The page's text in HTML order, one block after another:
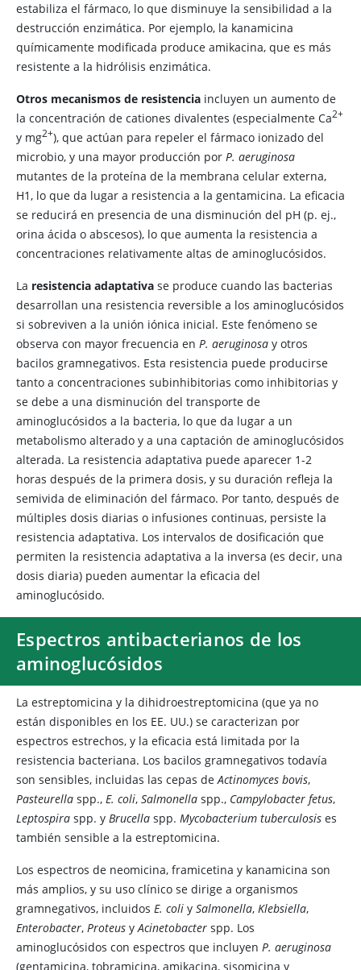
estabiliza el fármaco, lo que disminuye la sensibilidad a la
destrucción enzimática. Por ejemplo, la kanamicina
químicamente modificada produce amikacina, que es más
resistente a la hidrólisis enzimática.
Otros mecanismos de resistencia incluyen un aumento de
la concentración de cationes divalentes (especialmente Ca​2+
y mg​2+), que actúan para repeler el fármaco ionizado del
microbio, y una mayor producción por P. aeruginosa
mutantes de la proteína de la membrana celular externa,
H1, lo que da lugar a resistencia a la gentamicina. La eficacia
se reducirá en presencia de una disminución del pH (p. ej.,
orina ácida o abscesos), lo que aumenta la resistencia a
concentraciones relativamente altas de aminoglucósidos.
La resistencia adaptativa se produce cuando las bacterias
desarrollan una resistencia reversible a los aminoglucósidos
si sobreviven a la unión iónica inicial. Este fenómeno se
observa con mayor frecuencia en P. aeruginosa y otros
bacilos gramnegativos. Esta resistencia puede producirse
tanto a concentraciones subinhibitorias como inhibitorias y
se debe a una disminución del transporte de
aminoglucósidos a la bacteria, lo que da lugar a un
metabolismo alterado y a una captación de aminoglucósidos
alterada. La resistencia adaptativa puede aparecer 1-2
horas después de la primera dosis, y su duración refleja la
semivida de eliminación del fármaco. Por tanto, después de
múltiples dosis diarias o infusiones continuas, persiste la
resistencia adaptativa. Los intervalos de dosificación que
permiten la resistencia adaptativa a la inversa (es decir, una
dosis diaria) pueden aumentar la eficacia del
aminoglucósido.
Espectros antibacterianos de los
aminoglucósidos
La estreptomicina y la dihidroestreptomicina (que ya no
están disponibles en los EE. UU.) se caracterizan por
espectros estrechos, y la eficacia está limitada por la
resistencia bacteriana. Los bacilos gramnegativos todavía
son sensibles, incluidas las cepas deActinomyces bovis,
Pasteurella spp., E. coli, Salmonella spp., Campylobacter fetus,
Leptospira spp. y Brucella spp. Mycobacterium tuberculosis es
también sensible a la estreptomicina.
Los espectros de neomicina, framicetina y kanamicina son
más amplios, y su uso clínico se dirige a organismos
gramnegativos, incluidos E. coli y Salmonella, Klebsiella,
Enterobacter, Proteus yAcinetobacter spp. Los
aminoglucósidos con espectros que incluyen P. aeruginosa
(gentamicina, tobramicina, amikacina, sisomicina y